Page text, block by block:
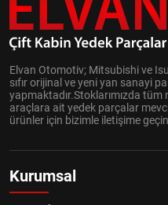
Elvan Otomotiv; Mitsubishi ve
sıfır orijinal ve yeni yan sanayi
yapmaktadır.Stoklarımızda
araçlara ait yedek parçalar
ürünler için bizimle iletişime
Kurumsal